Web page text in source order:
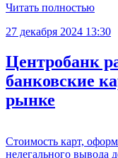
Читать полностью
27 декабря 2024 13:30
Центробанк
банковские
рынке
Стоимость карт,
нелегального вывода